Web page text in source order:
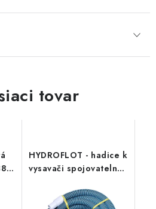
tovar
/
HYDROFLOT - hadice k
vysavači spojovatelná -